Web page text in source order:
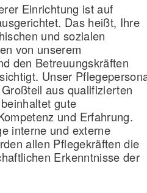
Einrichtung ist auf
Das heißt, Ihre
und sozialen
von unserem
den Betreuungskräften
Unser
aus qualifizierten
gute
und Erfahrung.
interne und externe
allen Pflegekräften die
Erkenntnisse der